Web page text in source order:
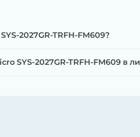
на
2027GR-TRFH-FM609?
SYS-2027GR-TRFH-FM609 в